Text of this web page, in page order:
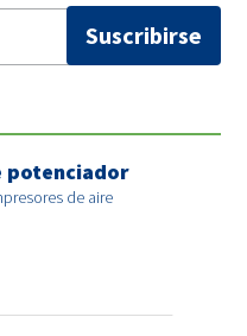
potenciador
de aire